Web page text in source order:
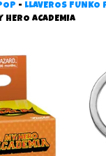
- LLAVEROS FUNKO
HERO ACADEMIA